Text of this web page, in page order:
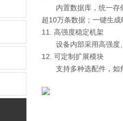
内置数据库，统一
超10万条数据；一键生成
11. 高强度稳定机架
设备内部采用高强度
12. 可定制扩展模块
支持多种选配件，如